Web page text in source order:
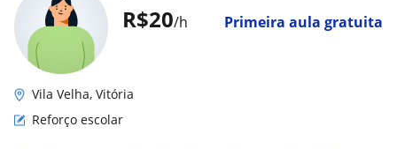
R$20/h Primeira aula gratuita
Vila Velha, Vitória
Reforço escolar